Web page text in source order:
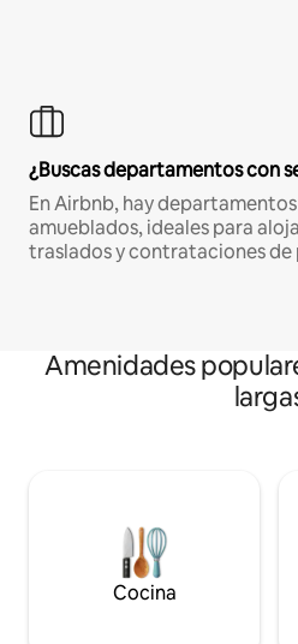
¿Buscas departamentos con
En Airbnb, hay
amueblados, ideales para
traslados y contrataciones de
Amenidades
Cocina